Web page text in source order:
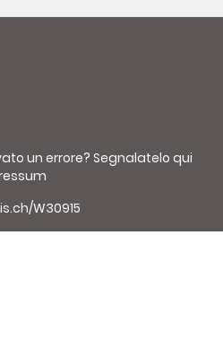
un errore?Segnalatelo qui
W30915